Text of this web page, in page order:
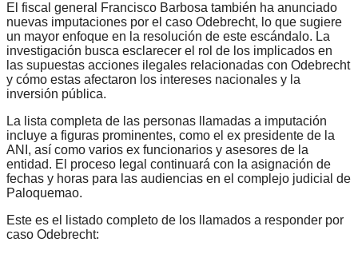
El fiscal general Francisco Barbosa también ha anunciado
nuevas imputaciones por el caso Odebrecht, lo que sugiere
un mayor enfoque en la resolución de este escándalo. La
investigación busca esclarecer el rol de los implicados en
las supuestas acciones ilegales relacionadas con Odebrecht
y cómo estas afectaron los intereses nacionales y la
inversión pública.
La lista completa de las personas llamadas a imputación
incluye a figuras prominentes, como el ex presidente de la
ANI, así como varios ex funcionarios y asesores de la
entidad. El proceso legal continuará con la asignación de
fechas y horas para las audiencias en el complejo judicial de
Paloquemao.
Este es el listado completo de los llamados a responder por
caso Odebrecht: